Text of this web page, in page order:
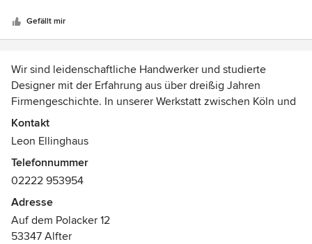
innerhalb der anberaumten Zeit geliefert.
Gefällt mir
Wir sind leidenschaftliche Handwerker und studierte
Designer mit der Erfahrung aus über dreißig Jahren
Firmengeschichte. In unserer Werkstatt zwischen Köln und
Bonn vereinen wir traditionelles Handwerk mit moderner
Technologie. Um Ihren hohen Ansprüchen gerecht zu
werden, bearbeiten wir Ihr Anliegen persönlich, sodass
eine gute Kommunikation gewährleistet ist. Überzeugen
Sie sich selbst und vereinbaren Sie einen Termin mit uns in
unserer Werkstatt in Alfter bei Bonn!
Kontakt
Leon Ellinghaus
Telefonnummer
02222 953954
Adresse
Auf dem Polacker 12
53347 Alfter